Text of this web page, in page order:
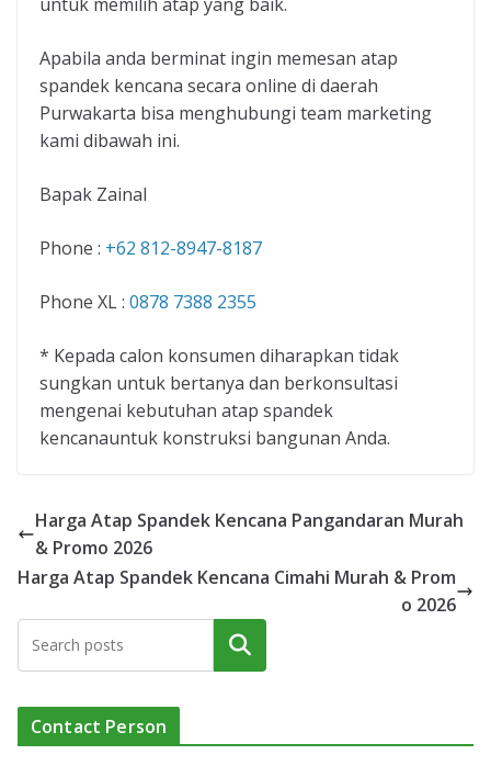
Apabila anda berminat ingin memesan atap
spandek kencana secara online di daerah
Purwakarta bisa menghubungi team marketing
kami dibawah ini.
Bapak Zainal
Phone : +62 812-8947-8187
Phone XL : 0878 7388 2355
* Kepada calon konsumen diharapkan tidak
sungkan untuk bertanya dan berkonsultasi
mengenai kebutuhan atap spandek
kencanauntuk konstruksi bangunan Anda.
Harga Atap Spandek Kencana Pangandaran Murah
& Promo 2026
Harga Atap Spandek Kencana Cimahi Murah & Prom
o 2026
Cari
Contact Person